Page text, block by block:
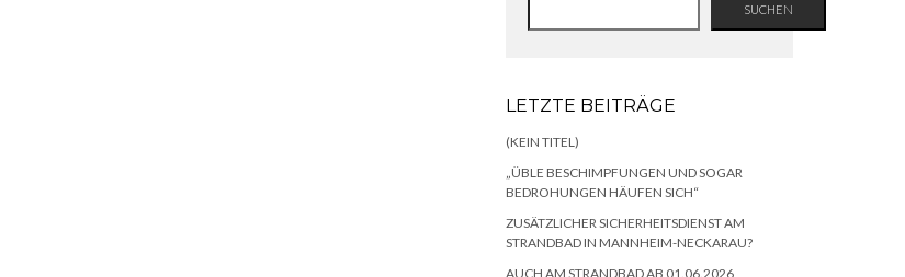
SUCHEN
LETZTE BEITRÄGE
(KEIN TITEL)
„ÜBLE BESCHIMPFUNGEN UND SOGAR
BEDROHUNGEN HÄUFEN SICH“
ZUSÄTZLICHER SICHERHEITSDIENST AM
STRANDBAD IN MANNHEIM-NECKARAU?
AUCH AM STRANDBAD AB 01.06.2026